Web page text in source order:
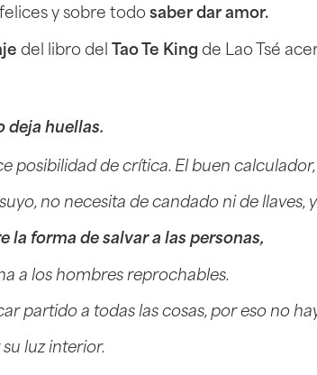
y sobre todo saber dar amor.
del libro del Tao Te King de Lao Tsé
deja huellas.
posibilidad de crítica. El buen
no necesita de candado ni de
la forma de salvar a las personas,
a los hombres reprochables.
partido a todas las cosas, por eso no
luz interior.